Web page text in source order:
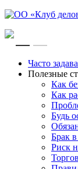
RUEN
Часто
Полезные
Как
Как
Будь
Брак
Риск